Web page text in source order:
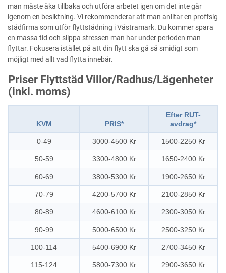
man måste åka tillbaka och utföra arbetet igen om det inte går
igenom en besiktning. Vi rekommenderar att man anlitar en proffsig
städfirma som utför flyttstädning i Västramark. Du kommer spara
en massa tid och slippa stressen man har under perioden man
flyttar. Fokusera istället på att din flytt ska gå så smidigt som
möjligt med allt vad flytta innebär.
Priser Flyttstäd Villor/Radhus/Lägenheter
(inkl. moms)
KVM PRIS*
Efter RUT-
avdrag*
0-49 3000-4500 Kr 1500-2250 Kr
50-59 3300-4800 Kr 1650-2400 Kr
60-69 3800-5300 Kr 1900-2650 Kr
70-79 4200-5700 Kr 2100-2850 Kr
80-89 4600-6100 Kr 2300-3050 Kr
90-99 5000-6500 Kr 2500-3250 Kr
100-114 5400-6900 Kr 2700-3450 Kr
115-124 5800-7300 Kr 2900-3650 Kr